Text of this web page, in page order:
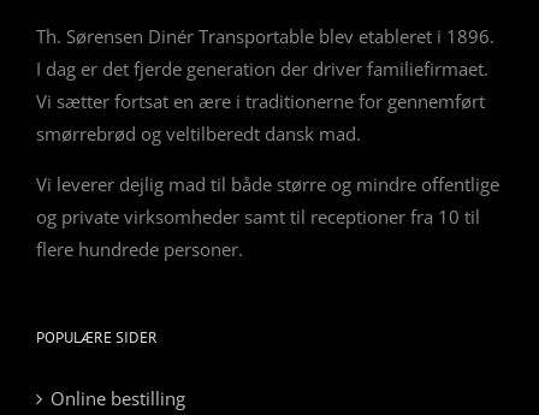
Th. Sørensen Dinér Transportable blev etableret i 1896.
I dag er det fjerde generation der driver familiefirmaet.
Vi sætter fortsat en ære i traditionerne for gennemført
smørrebrød og veltilberedt dansk mad.
Vi leverer dejlig mad til både større og mindre offentlige
og private virksomheder samt til receptioner fra 10 til
flere hundrede personer.
POPULÆRE SIDER
Online bestilling